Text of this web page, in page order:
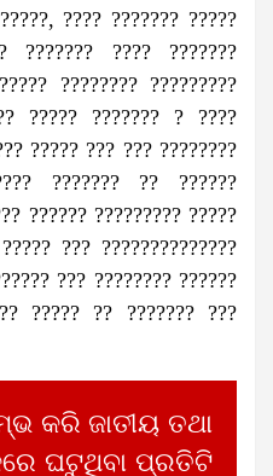
???? ??????? ?????
??????? ???? ???????
???????? ?????????
????? ??????? ? ????
????? ??? ??? ????????
??????? ?? ??????
?????? ????????? ?????
??? ??????????????
??? ???????? ??????
????? ?? ??????? ???
କରି ଜାତୀୟ ତଥା
ଘଟୁଥିବା ପ୍ରତିଟି